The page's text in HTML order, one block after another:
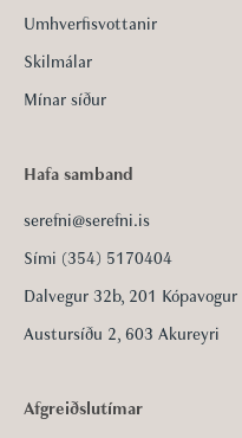
Umhverfisvottanir
Skilmálar
Mínar síður
Hafa samband
serefni@serefni.is
Sími (354) 5170404
Dalvegur 32b, 201 Kópavogur
Austursíðu 2, 603 Akureyri
Afgreiðslutímar